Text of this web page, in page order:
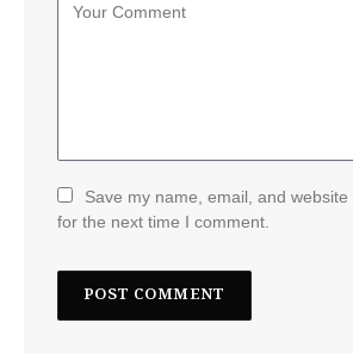
Save my name, email, and
for the next time I comment.